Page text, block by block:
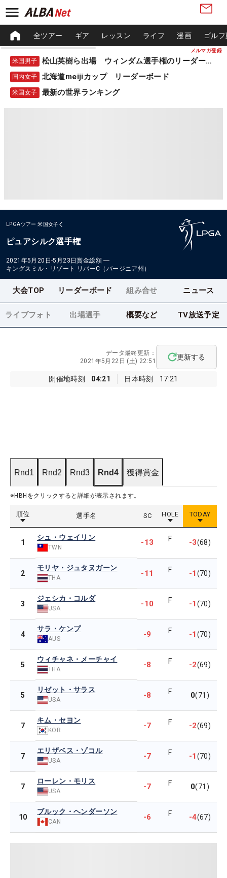
メルマガ登録
全ツアー ギア レッスン ライフ 漫画 ゴル
米国男子 松山英樹ら出場 ウィンダム選手権のリーダーボード
国内女子 北海道meijiカップ リーダーボード
米国女子 最新の世界ランキング
LPGAツアー 米国女子
ピュアシルク選手権
2021年5月20日-5月23日賞金総額 ―
キングスミル・リゾート リバーC（バージニア州）
大会TOP リーダーボード 組み合せ ニュース
ライブフォト 出場選手 概要など TV放送予定
開催地時刻 04:21 日本時刻 17:21
データ最終更新：
2021年5月22日 (土) 22:51
更新する
Rnd1 Rnd2 Rnd3 Rnd4 獲得賞金
※HBHをクリックすると詳細が表示されます。
順位 選手名 SC HOLE TODAY
1
シュ・ウェイリン
TWN
-13 F -3(68)
2
モリヤ・ジュタヌガーン
THA -11 F -1(70)
3
ジェシカ・コルダ
USA -10 F -1(70)
4
サラ・ケンプ
AUS -9 F -1(70)
5
ウィチャネ・メーチャイ
THA -8 F -2(69)
5
リゼット・サラス
USA -8 F 0(71)
7
キム・セヨン
KOR -7 F -2(69)
7
エリザベス・ゾコル
USA -7 F -1(70)
7
ローレン・モリス
USA -7 F 0(71)
10
ブルック・ヘンダーソン
CAN -6 F -4(67)